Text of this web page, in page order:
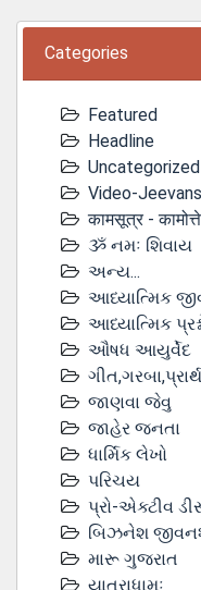
Categories
Featured
Headline
Uncategorized
Video-
कामसूत्र -
ૐ નમઃ શિવાય
અન્ય...
આધ્યાત્મિક
આધ્યાત્મિક
ઔષધ આયુર્વેદ
જાણવા જેવુ
જાહેર જનતા
ધાર્મિક લેખો
પરિચય
પ્રો-એક્ટીવ
બિઝનેશ
મારૂ ગુજરાત
યાત્રાધામઃ